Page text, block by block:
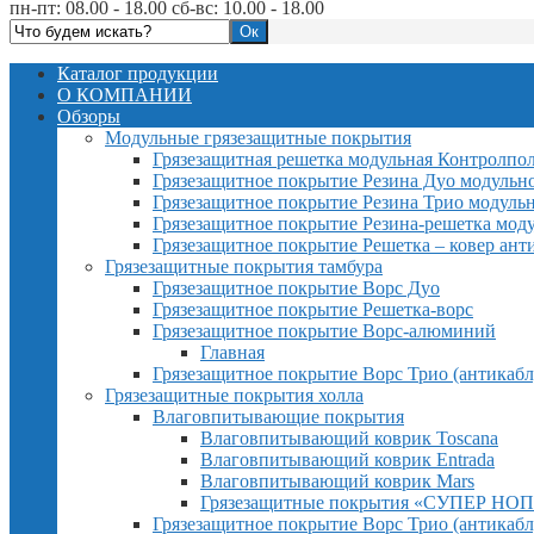
пн-пт: 08.00 - 18.00 сб-вс: 10.00 - 18.00
Каталог продукции
О КОМПАНИИ
Обзоры
Модульные грязезащитные покрытия
Грязезащитная решетка модульная
Грязезащитное покрытие Резина Дуо
Грязезащитное покрытие Резина Трио
Грязезащитное покрытие Резина-решетка
Грязезащитное покрытие Решетка – ковер
Грязезащитные покрытия тамбура
Грязезащитное покрытие Ворс Дуо
Грязезащитное покрытие Решетка-ворс
Грязезащитное покрытие Ворс-алюминий
Главная
Грязезащитное покрытие Ворс Трио
Грязезащитные покрытия холла
Влаговпитывающие покрытия
Влаговпитывающий коврик Toscana
Влаговпитывающий коврик Entrada
Влаговпитывающий коврик Mars
Грязезащитные покрытия «СУПЕР
Грязезащитное покрытие Ворс Трио